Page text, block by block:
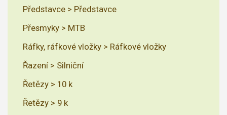
Představce > Představce
Přesmyky > MTB
Ráfky, ráfkové vložky > Ráfkové vložky
Řazení > Silniční
Řetězy > 10 k
Řetězy > 9 k